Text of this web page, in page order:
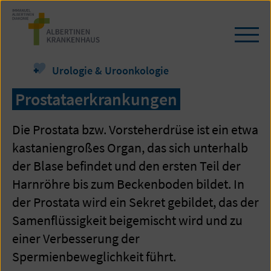
Zum
Seiteninhalt
springen
Urologie & Uroonkologie
Prostataerkrankungen
Die Prostata bzw. Vorsteherdrüse ist ein etwa
kastaniengroßes Organ, das sich unterhalb
der Blase befindet und den ersten Teil der
Harnröhre bis zum Beckenboden bildet. In
der Prostata wird ein Sekret gebildet, das der
Samenflüssigkeit beigemischt wird und zu
einer Verbesserung der
Spermienbeweglichkeit führt.